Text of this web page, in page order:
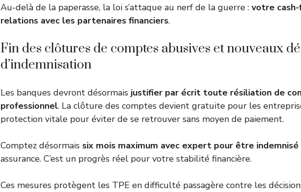
Au-delà de la paperasse, la loi s’attaque au nerf de la guerre : votre
relations avec les partenaires financiers.
Fin des clôtures de comptes abusives et nouveaux
d’indemnisation
Les banques devront désormais justifier par écrit toute résiliation de
professionnel. La clôture des comptes devient gratuite pour les
protection vitale pour éviter de se retrouver sans moyen de paiement.
Comptez désormais six mois maximum avec expert pour être indemnisé
assurance. C’est un progrès réel pour votre stabilité financière.
Ces mesures protègent les TPE en difficulté passagère contre les